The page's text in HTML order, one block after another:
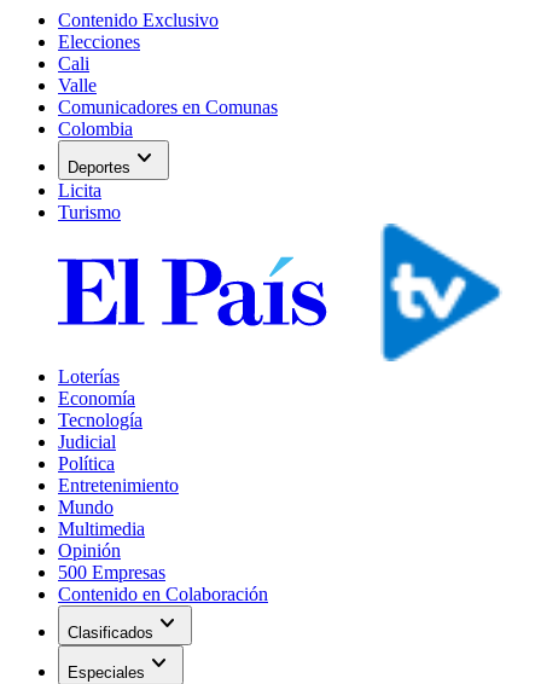
Contenido Exclusivo
Elecciones
Cali
Valle
Comunicadores en Comunas
Colombia
Deportes expand_more
Licita
Turismo
Loterías
Economía
Tecnología
Judicial
Política
Entretenimiento
Mundo
Multimedia
Opinión
500 Empresas
Contenido en Colaboración
Clasificados expand_more
Especiales expand_more